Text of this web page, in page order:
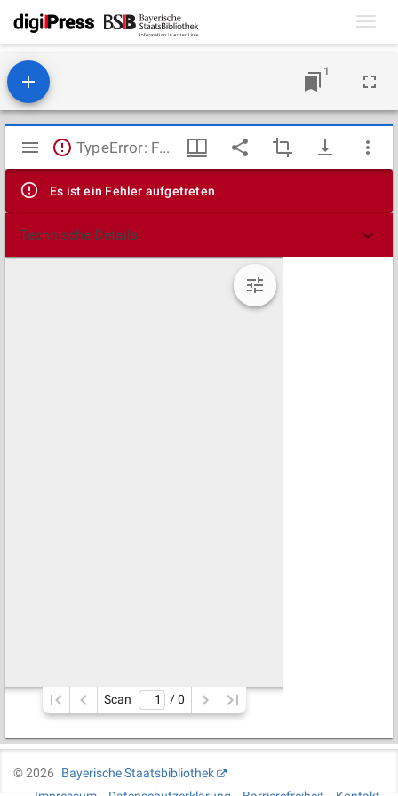
1
Mirador
Viewer
TypeError: Failed to fetch
Es ist ein Fehler aufgetreten
Technische Details
Scan / 0
©2026
Bayerische Staatsbibliothek